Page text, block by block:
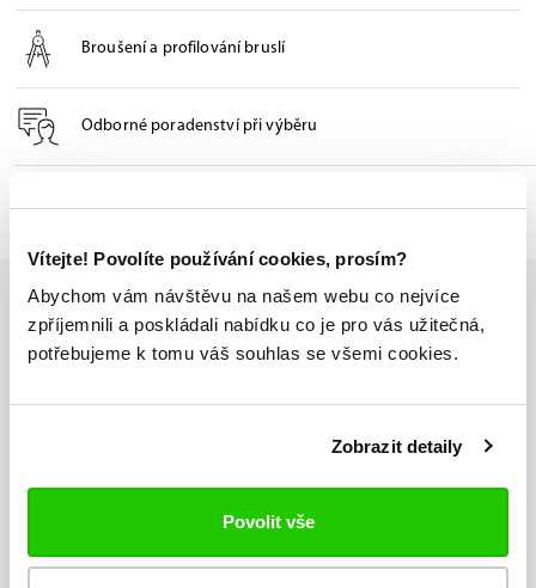
Vítejte! Povolíte používání cookies, prosím?
Abychom vám návštěvu na našem webu co nejvíce
zpříjemnili a poskládali nabídku co je pro vás užitečná,
potřebujeme k tomu váš souhlas se všemi cookies.
Zobrazit detaily
Povolit vše
Broušení a profilování bruslí
Odborné poradenství při výběru
distributor značky Bauer v ČR